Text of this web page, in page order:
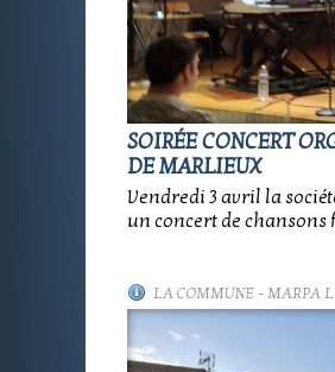
SOIRÉE CONCERT
DE MARLIEUX
Vendredi 3 avril la
un concert de chansons
LA COMMUNE-MARPA